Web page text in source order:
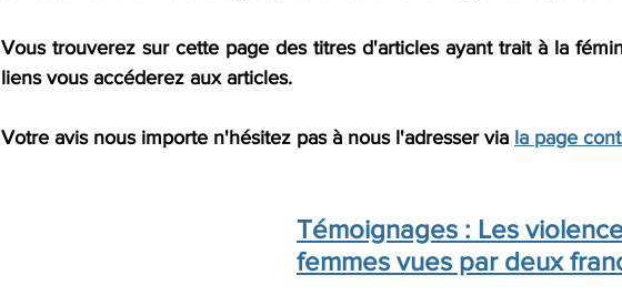
Vous trouverez sur cette page des titres d'articles ayant trait à la
liens vous accéderez aux articles.
Votre avis nous importe n'hésitez pas à nous l'adresser via la page
Témoignages : Les
femmes vues par deux